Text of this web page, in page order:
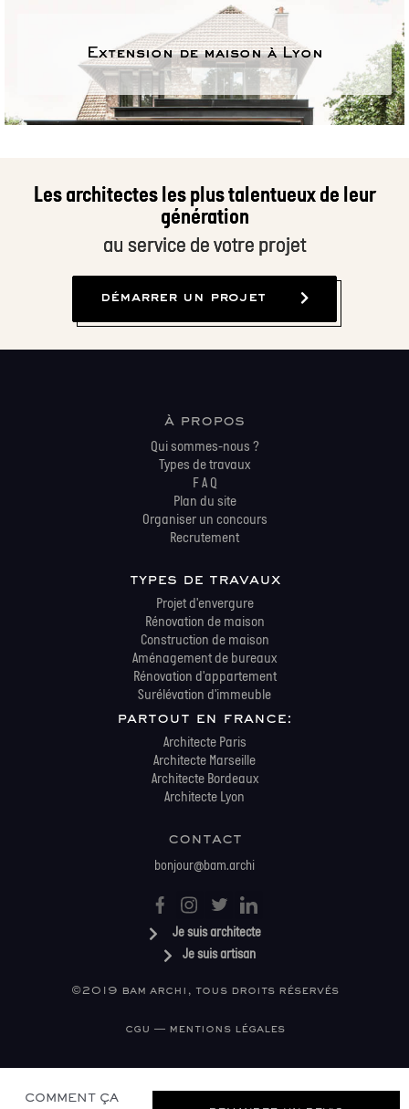
Extension de maison à Lyon
Les architectes les plus talentueux de leur
génération
au service de votre projet
démarrer un projet
à propos
Qui sommes-nous ?
Types de travaux
F A Q
Plan du site
Organiser un concours
Recrutement
types de travaux
Projet d'envergure
Rénovation de maison
Construction de maison
Aménagement de bureaux
Rénovation d'appartement
Surélévation d'immeuble
partout en france:
Architecte Paris
Architecte Marseille
Architecte Bordeaux
Architecte Lyon
contact
bonjour@bam.archi
Je suis architecte
Je suis artisan
©2019 bam archi, tous droits réservés
cgu — mentions légales
COMMENT ÇA